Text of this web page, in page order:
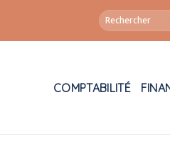
COMPTABILITÉ